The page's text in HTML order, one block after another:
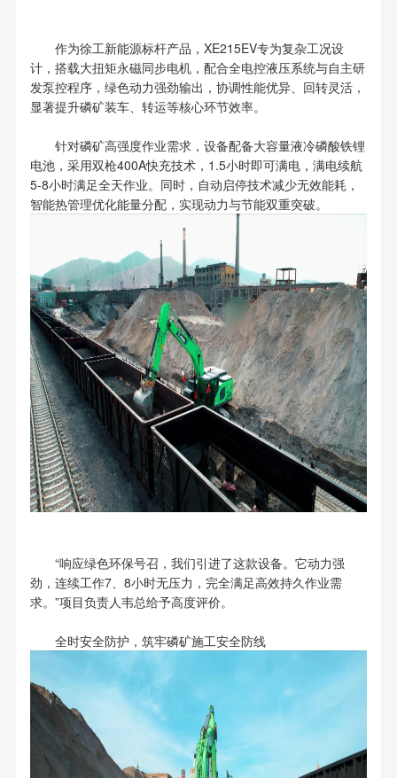
作为徐工新能源标杆产品，XE215EV专为复杂工况设
计，搭载大扭矩永磁同步电机，配合全电控液压系统与自主研
发泵控程序，绿色动力强劲输出，协调性能优异、回转灵活，
显著提升磷矿装车、转运等核心环节效率。
针对磷矿高强度作业需求，设备配备大容量液冷磷酸铁锂
电池，采用双枪400A快充技术，1.5小时即可满电，满电续航
5-8小时满足全天作业。同时，自动启停技术减少无效能耗，
智能热管理优化能量分配，实现动力与节能双重突破。
“响应绿色环保号召，我们引进了这款设备。它动力强
劲，连续工作7、8小时无压力，完全满足高效持久作业需
求。”项目负责人韦总给予高度评价。
全时安全防护，筑牢磷矿施工安全防线